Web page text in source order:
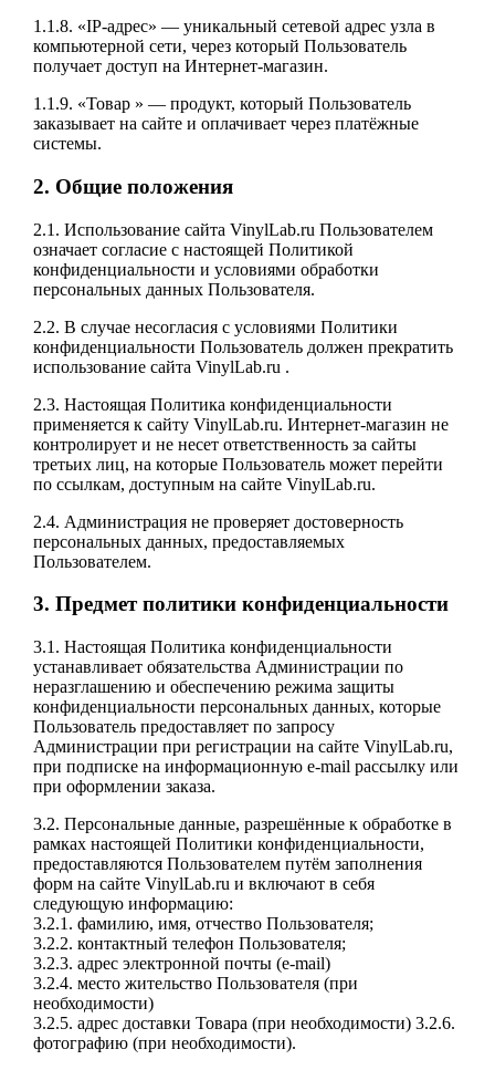
1.1.8. «IP-адрес» — уникальный сетевой адрес узла в
компьютерной сети, через который Пользователь
получает доступ на Интернет-магазин.
1.1.9. «Товар » — продукт, который Пользователь
заказывает на сайте и оплачивает через платёжные
системы.
2. Общие положения
2.1. Использование сайта VinylLab.ru Пользователем
означает согласие с настоящей Политикой
конфиденциальности и условиями обработки
персональных данных Пользователя.
2.2. В случае несогласия с условиями Политики
конфиденциальности Пользователь должен прекратить
использование сайта VinylLab.ru .
2.3. Настоящая Политика конфиденциальности
применяется к сайту VinylLab.ru. Интернет-магазин не
контролирует и не несет ответственность за сайты
третьих лиц, на которые Пользователь может перейти
по ссылкам, доступным на сайте VinylLab.ru.
2.4. Администрация не проверяет достоверность
персональных данных, предоставляемых
Пользователем.
3. Предмет политики конфиденциальности
3.1. Настоящая Политика конфиденциальности
устанавливает обязательства Администрации по
неразглашению и обеспечению режима защиты
конфиденциальности персональных данных, которые
Пользователь предоставляет по запросу
Администрации при регистрации на сайте VinylLab.ru,
при подписке на информационную e-mail рассылку или
при оформлении заказа.
3.2. Персональные данные, разрешённые к обработке в
рамках настоящей Политики конфиденциальности,
предоставляются Пользователем путём заполнения
форм на сайте VinylLab.ru и включают в себя
следующую информацию:
3.2.1. фамилию, имя, отчество Пользователя;
3.2.2. контактный телефон Пользователя;
3.2.3. адрес электронной почты (e-mail)
3.2.4. место жительство Пользователя (при
необходимости)
3.2.5. адрес доставки Товара (при необходимости) 3.2.6.
фотографию (при необходимости).